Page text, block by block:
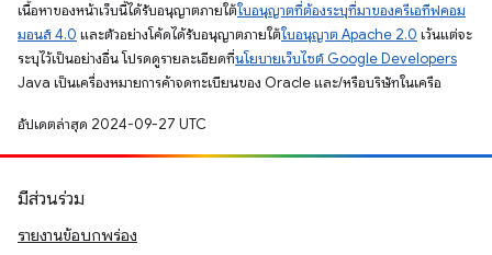
เนื้อหาของหน้าเว็บนี้ได้รับอนุญาตภายใต้ใบอนุญาตที่ต้องระบุที่มาของครีเอทีฟคอม
มอนส์ 4.0 และตัวอย่างโค้ดได้รับอนุญาตภายใต้ใบอนุญาต Apache 2.0 เว้นแต่จะ
ระบุไว้เป็นอย่างอื่น โปรดดูรายละเอียดที่นโยบายเว็บไซต์ Google Developers
Java เป็นเครื่องหมายการค้าจดทะเบียนของ Oracle และ/หรือบริษัทในเครือ
อัปเดตล่าสุด 2024-09-27 UTC
มีส่วนร่วม
รายงานข้อบกพร่อง